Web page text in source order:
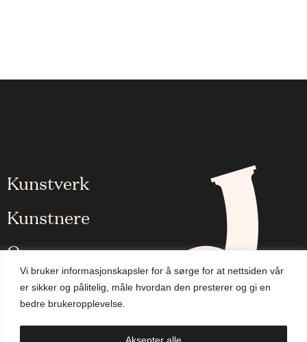
Vi bruker informasjonskapsler for å sørge for at nettsiden vår
er sikker og pålitelig, måle hvordan den presterer og gi en
bedre brukeropplevelse.
Aksepter alle
Kunstverk
Kunstnere
Om oss
Aktuelt
Handlekurv